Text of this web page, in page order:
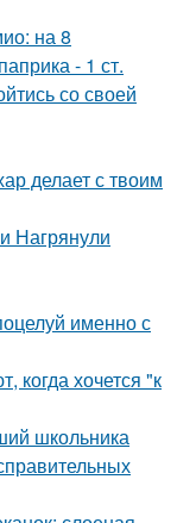
на 8
- 1 ст.
со своей
делает с твоим
Нагрянули
именно с
когда хочется "к
школьника